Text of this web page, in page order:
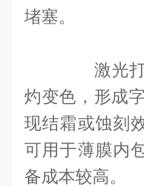
堵塞。
激光打
灼变色，形成
现结霜或蚀刻
可用于薄膜内
备成本较高。